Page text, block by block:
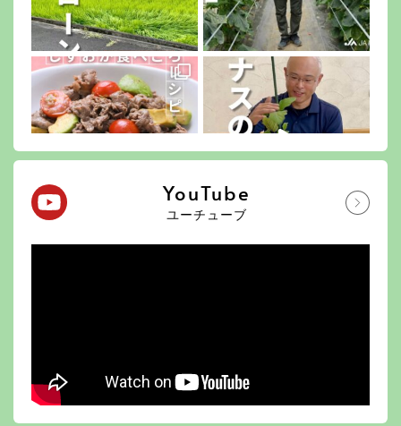
YouTube
ユーチューブ